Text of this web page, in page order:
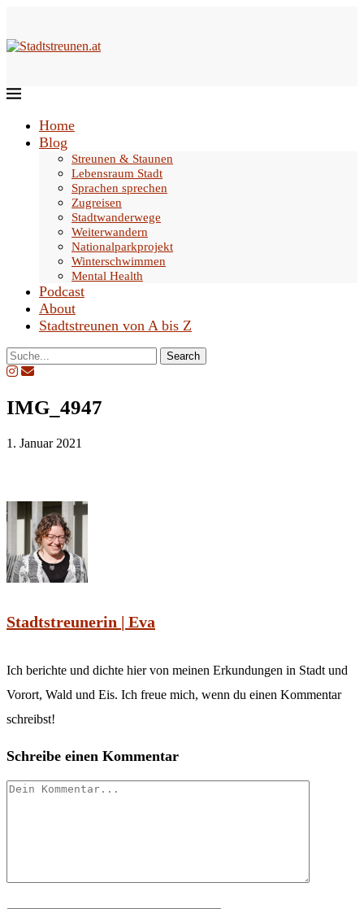
Home
Blog
Streunen & Staunen
Lebensraum Stadt
Sprachen sprechen
Zugreisen
Stadtwanderwege
Weiterwandern
Nationalparkprojekt
Winterschwimmen
Mental Health
Podcast
About
Stadtstreunen von A bis Z
Search
IMG_4947
1. Januar 2021
Stadtstreunerin | Eva
Ich berichte und dichte hier von meinen Erkundungen in Stadt und
Vorort, Wald und Eis. Ich freue mich, wenn du einen Kommentar
schreibst!
Schreibe einen Kommentar